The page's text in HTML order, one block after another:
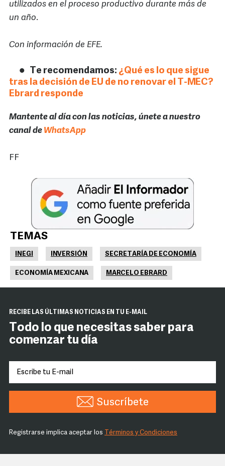
utilizados en el proceso productivo durante más de
un año.
Con información de EFE.
Te recomendamos: ¿Qué es lo que sigue
tras la decisión de EU de no renovar el T-MEC?
Ebrard responde
Mantente al día con las noticias, únete a nuestro
canal de WhatsApp
FF
TEMAS
INEGI INVERSIÓN SECRETARÍA DE ECONOMÍA
ECONOMÍA MEXICANA MARCELO EBRARD
RECIBE LAS ÚLTIMAS NOTICIAS EN TU E-MAIL
Todo lo que necesitas saber para
comenzar tu día
Suscríbete
Registrarse implica aceptar los Términos y Condiciones